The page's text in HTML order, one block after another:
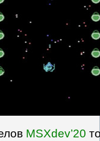
MSXdev’20